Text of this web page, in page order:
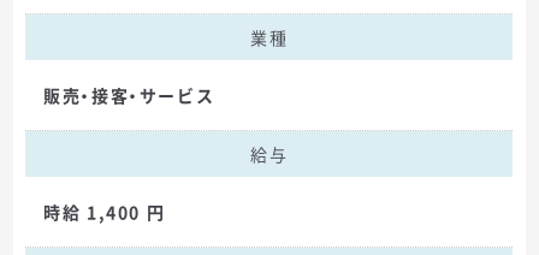
業種
販売・接客・サービス
給与
時給 1,400 円